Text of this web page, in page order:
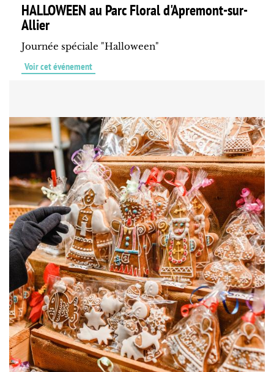
HALLOWEEN au Parc Floral d'Apremont-sur-
Allier
Journée spéciale "Halloween"
Voir cet événement